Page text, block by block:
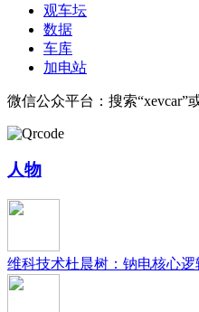
观车坛
数据
车库
加电站
微信公众平台：搜索“xevcar”
人物
维科技术杜晨树：钠电核心